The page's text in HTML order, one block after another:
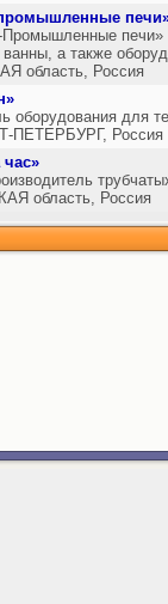
печи»
а также
область, Россия
оборудования для
ПЕТЕРБУРГ, Россия
область, Россия